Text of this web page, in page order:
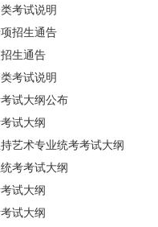
考试说明
招生通告
生通告
考试说明
试大纲公布
试大纲
艺术专业统考考试大纲
考考试大纲
试大纲
试大纲